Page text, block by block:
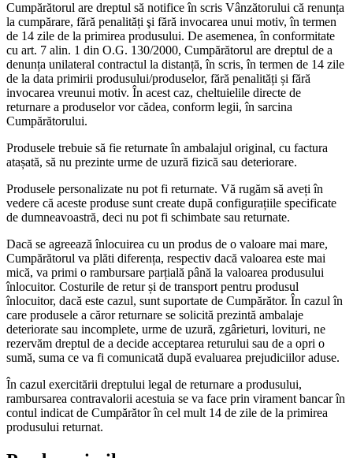
Cumpărătorul are dreptul să notifice în scris Vânzătorului că renunța
la cumpărare, fără penalități şi fără invocarea unui motiv, în termen
de 14 zile de la primirea produsului. De asemenea, în conformitate
cu art. 7 alin. 1 din O.G. 130/2000, Cumpărătorul are dreptul de a
denunța unilateral contractul la distanță, în scris, în termen de 14 zile
de la data primirii produsului/produselor, fără penalități și fără
invocarea vreunui motiv. În acest caz, cheltuielile directe de
returnare a produselor vor cădea, conform legii, în sarcina
Cumpărătorului.
Produsele trebuie să fie returnate în ambalajul original, cu factura
atașată, să nu prezinte urme de uzură fizică sau deteriorare.
Produsele personalizate nu pot fi returnate. Vă rugăm să aveți în
vedere că aceste produse sunt create după configurațiile specificate
de dumneavoastră, deci nu pot fi schimbate sau returnate.
Dacă se agreează înlocuirea cu un produs de o valoare mai mare,
Cumpărătorul va plăti diferența, respectiv dacă valoarea este mai
mică, va primi o rambursare parțială până la valoarea produsului
înlocuitor. Costurile de retur și de transport pentru produsul
înlocuitor, dacă este cazul, sunt suportate de Cumpărător. În cazul în
care produsele a căror returnare se solicită prezintă ambalaje
deteriorate sau incomplete, urme de uzură, zgârieturi, lovituri, ne
rezervăm dreptul de a decide acceptarea returului sau de a opri o
sumă, suma ce va fi comunicată după evaluarea prejudiciilor aduse.
În cazul exercitării dreptului legal de returnare a produsului,
rambursarea contravalorii acestuia se va face prin virament bancar în
contul indicat de Cumpărător în cel mult 14 de zile de la primirea
produsului returnat.